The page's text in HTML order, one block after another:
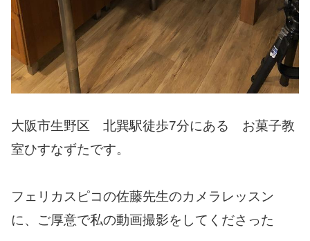
大阪市生野区 北巽駅徒歩7分にある お菓子教
室ひすなずたです。
フェリカスピコの佐藤先生のカメラレッスン
に、ご厚意で私の動画撮影をしてくださった